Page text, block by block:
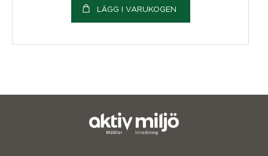
LÄGG I VARUKOGEN